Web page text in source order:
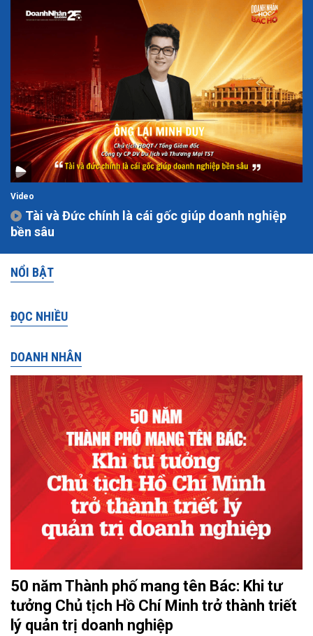
Video
Tài và Đức chính là cái gốc giúp doanh nghiệp
bền sâu
NỔI BẬT
ĐỌC NHIỀU
DOANH NHÂN
50 năm Thành phố mang tên Bác: Khi tư
tưởng Chủ tịch Hồ Chí Minh trở thành triết
lý quản trị doanh nghiệp